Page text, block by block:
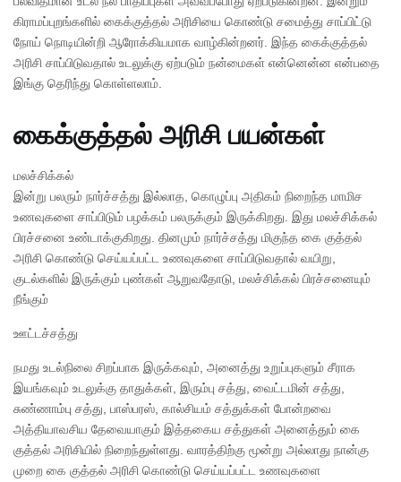
கிராமப்புறங்களில் கைக்குத்தல் அரிசியை கொண்டு சமைத்து சாப்பிட்டு
நோய் நொடியின்றி ஆரோக்கியமாக வாழ்கின்றனர். இந்த கைக்குத்தல்
அரிசி சாப்பிடுவதால் உடலுக்கு ஏற்படும் நன்மைகள் என்னென்ன என்பதை
இங்கு தெரிந்து கொள்ளலாம்.
கைக்குத்தல் அரிசி பயன்கள்
மலச்சிக்கல்
இன்று பலரும் நார்ச்சத்து இல்லாத, கொழுப்பு அதிகம் நிறைந்த மாமிச
உணவுகளை சாப்பிடும் பழக்கம் பலருக்கும் இருக்கிறது. இது மலச்சிக்கல்
பிரச்சனை உண்டாக்குகிறது. தினமும் நார்ச்சத்து மிகுந்த கை குத்தல்
அரிசி கொண்டு செய்யப்பட்ட உணவுகளை சாப்பிடுவதால் வயிறு,
குடல்களில் இருக்கும் புண்கள் ஆறுவதோடு, மலச்சிக்கல் பிரச்சனையும்
நீங்கும்
ஊட்டச்சத்து
நமது உடல்நிலை சிறப்பாக இருக்கவும், அனைத்து உறுப்புகளும் சீராக
இயங்கவும் உடலுக்கு தாதுக்கள், இரும்பு சத்து, வைட்டமின் சத்து,
சுண்ணாம்பு சத்து, பாஸ்பரஸ், கால்சியம் சத்துக்கள் போன்றவை
அத்தியாவசிய தேவையாகும் இத்தகைய சத்துகள் அனைத்தும் கை
குத்தல் அரிசியில் நிறைந்துள்ளது. வாரத்திற்கு மூன்று அல்லாது நான்கு
முறை கை குத்தல் அரிசி கொண்டு செய்யப்பட்ட உணவுகளை